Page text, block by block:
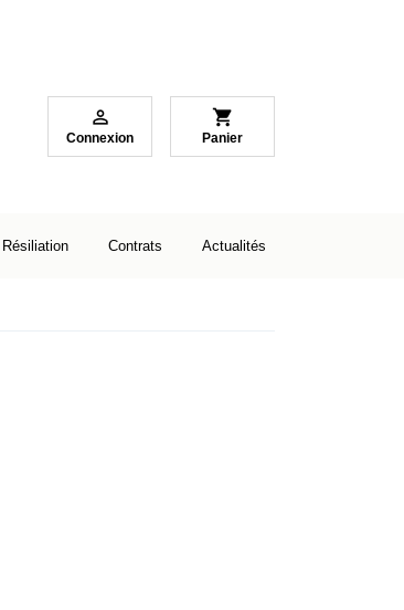

Connexion
shopping_cart
Panier
Résiliation Contrats Actualités